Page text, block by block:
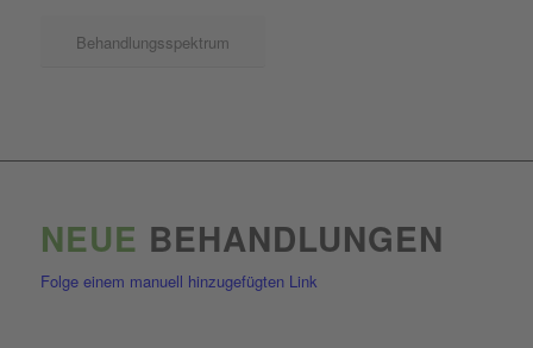
Behandlungsspektrum
NEUE BEHANDLUNGEN
Folge einem manuell hinzugefügten Link